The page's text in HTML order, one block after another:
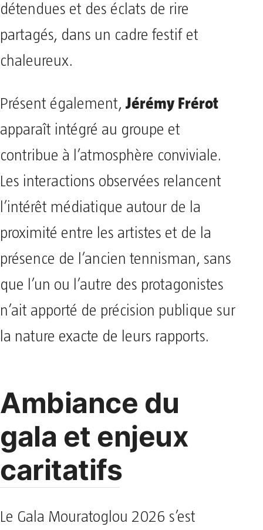
détendues et des éclats de rire
partagés, dans un cadre festif et
chaleureux.
Présent également, Jérémy Frérot
apparaît intégré au groupe et
contribue à l’atmosphère conviviale.
Les interactions observées relancent
l’intérêt médiatique autour de la
proximité entre les artistes et de la
présence de l’ancien tennisman, sans
que l’un ou l’autre des protagonistes
n’ait apporté de précision publique sur
la nature exacte de leurs rapports.
Ambiance du
gala et enjeux
caritatifs
Le Gala Mouratoglou 2026 s’est